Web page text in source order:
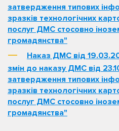
затвердження типових
зразків технологічних
послуг ДМС стосовно
громадянства"
Наказ ДМС від
змін до наказу ДМС від
затвердження типових
зразків технологічних
послуг ДМС стосовно
громадянства"